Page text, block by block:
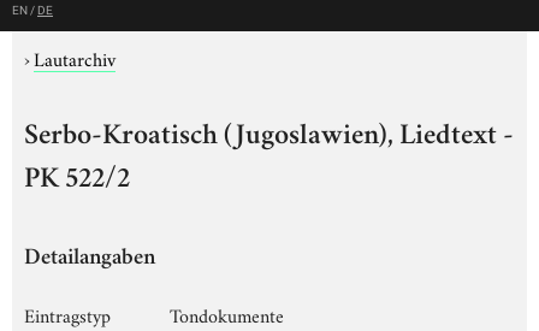
EN / DE
›Lautarchiv
Serbo-Kroatisch (Jugoslawien), Liedtext -
PK 522/2
Detailangaben
Eintragstyp
Tondokumente